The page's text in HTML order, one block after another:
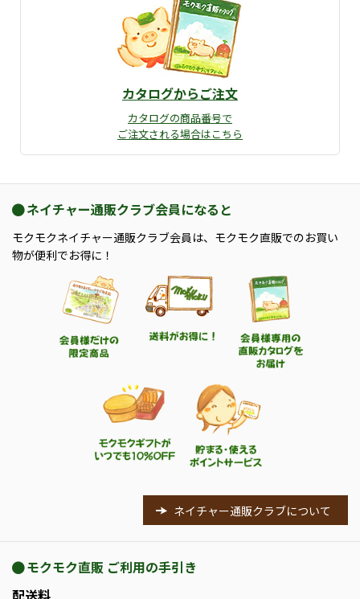
カタログからご注文
カタログの商品番号で
ご注文される場合はこちら
ネイチャー通販クラブ会員になると
モクモクネイチャー通販クラブ会員は、モクモク直販でのお買い
物が便利でお得に！
ネイチャー通販クラブについて
モクモク直販 ご利用の手引き
配送料